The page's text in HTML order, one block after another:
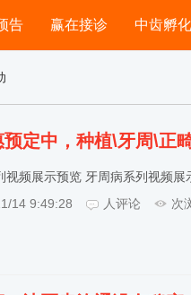
告 赢在接诊 中齿孵
定中，种植\牙周\正
视频展示预览 牙周病系列视频
14 9:49:28
人评论 次